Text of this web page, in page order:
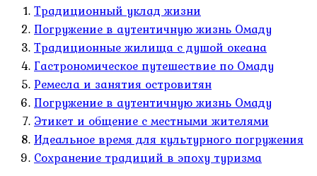
Традиционный уклад жизни
Погружение в аутентичную жизнь Омаду
Традиционные жилища с душой океана
Гастрономическое путешествие по Омаду
Ремесла и занятия островитян
Погружение в аутентичную жизнь Омаду
Этикет и общение с местными жителями
Идеальное время для культурного погружения
Сохранение традиций в эпоху туризма